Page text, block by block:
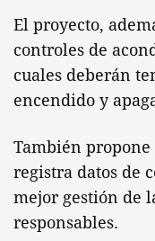
El proyecto,
controles de
cuales deberán
encendido y
También
registra datos de
mejor gestión de
responsables.